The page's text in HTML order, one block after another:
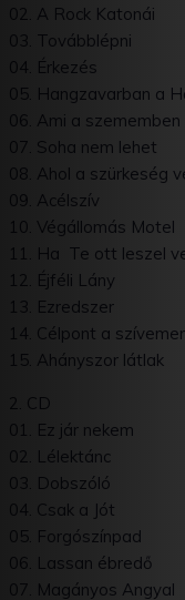
02. A Rock Katonái
03. Továbblépni
04. Érkezés
05. Hangzavarban a
06. Ami a szememben
07. Soha nem lehet
08. Ahol a szürkeség
09. Acélszív
10. Végállomás Motel
11. Ha Te ott leszel
12. Éjféli Lány
13. Ezredszer
14. Célpont a
15. Ahányszor látlak
2. CD
01. Ez jár nekem
02. Lélektánc
03. Dobszóló
04. Csak a Jót
05. Forgószínpad
06. Lassan ébredő
07. Magányos Angyal